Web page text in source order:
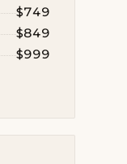
$749
$849
$999